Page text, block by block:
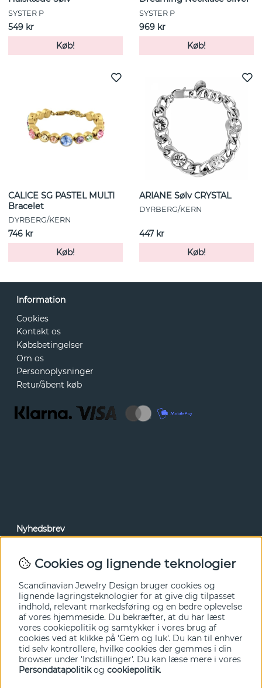
SYSTER P
549 kr
Køb!
SYSTER P
969 kr
Køb!
CALICE SG PASTEL MULTI
Bracelet
DYRBERG/KERN
746 kr
Køb!
ARIANE Sølv CRYSTAL
DYRBERG/KERN
447 kr
Køb!
Information
Cookies
Kontakt os
Købsbetingelser
Om os
Personoplysninger
Retur/åbent køb
Nyhedsbrev
tilbud før alle andre. Tilmeld dig herunder.
Ja tak!
Cookies og lignende teknologier
Scandinavian Jewelry Design bruger cookies og
lignende lagringsteknologier for at give dig tilpasset
indhold, relevant markedsføring og en bedre oplevelse
af vores hjemmeside. Du bekræfter, at du har læst
vores cookiepolitik og samtykker i vores brug af
cookies ved at klikke på 'Gem og luk'. Du kan til enhver
tid selv kontrollere, hvilke cookies der gemmes i din
browser under 'Indstillinger'. Du kan læse mere i vores
Persondatapolitikog cookiepolitik.